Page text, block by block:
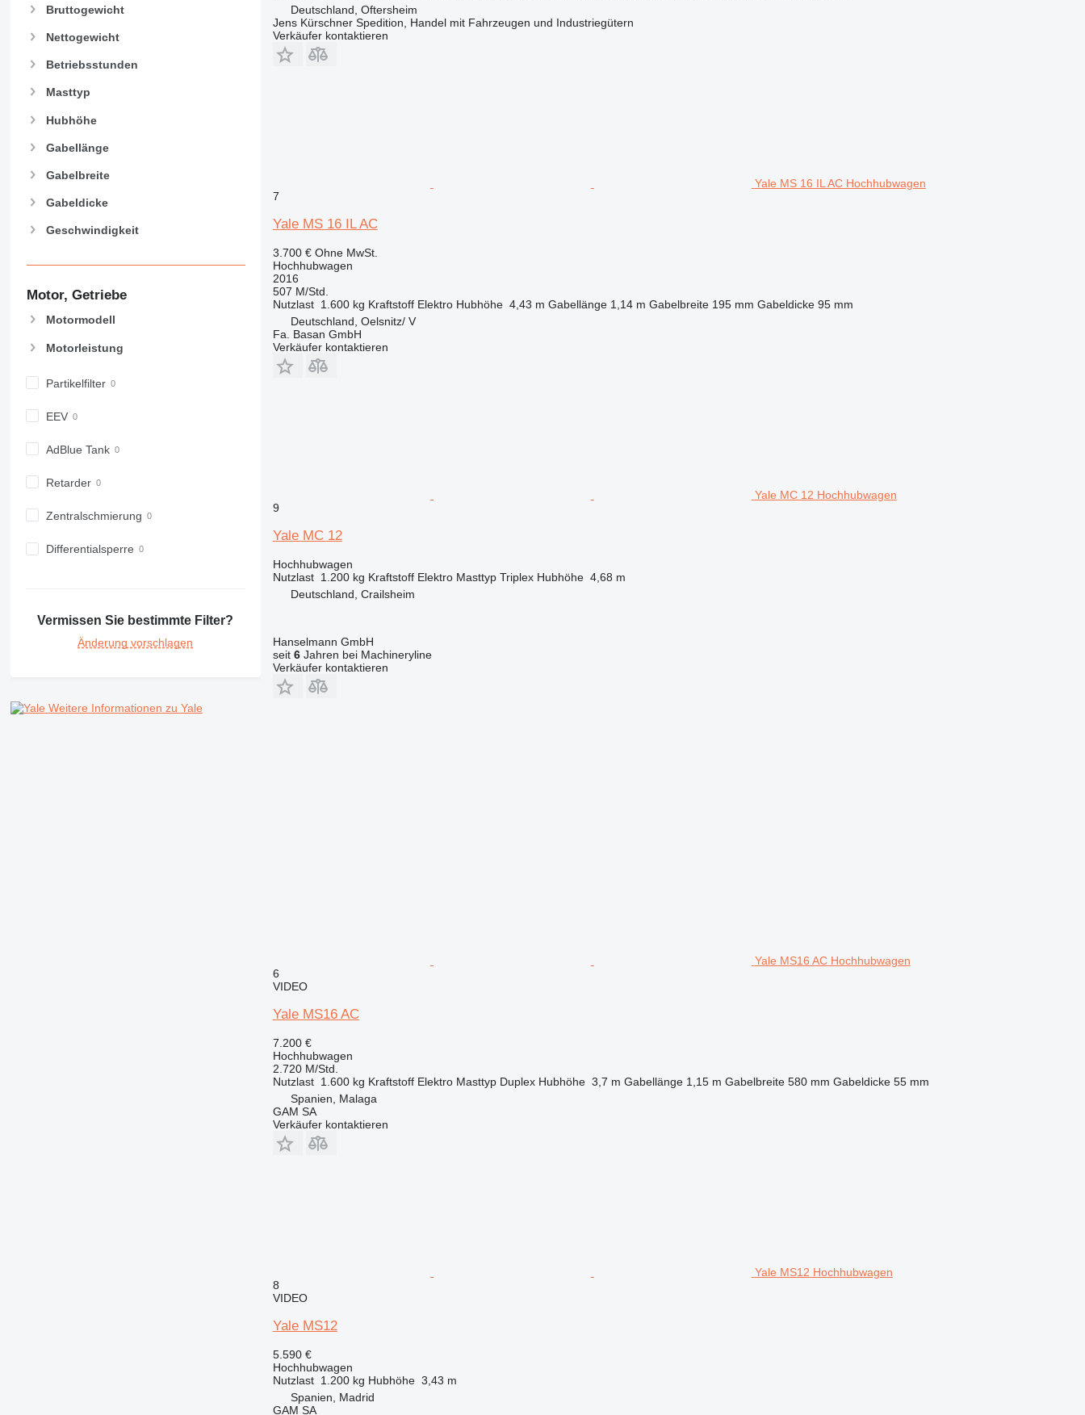
Bruttogewicht
Nettogewicht
Betriebsstunden
Masttyp
Hubhöhe
Gabellänge
Gabelbreite
Gabeldicke
Geschwindigkeit
Motor, Getriebe
Motormodell
Motorleistung
Partikelfilter
EEV
AdBlue Tank
Retarder
Zentralschmierung
Differentialsperre
Vermissen Sie bestimmte Filter?
Änderung vorschlagen
Weitere Informationen zu Yale
Deutschland, Oftersheim
Jens Kürschner Spedition, Handel mit Fahrzeugen und Industriegütern
Verkäufer kontaktieren
Yale MS 16 IL AC Hochhubwagen
7
Yale MS 16 IL AC
3.700 € Ohne MwSt.
Hochhubwagen
2016
507 M/Std.
Nutzlast 1.600 kg Kraftstoff Elektro Hubhöhe 4,43 m Gabellänge 1,14 m Gabelbreite 195 mm Gabeldicke 95 mm
Deutschland, Oelsnitz/ V
Fa. Basan GmbH
Verkäufer kontaktieren
Yale MC 12 Hochhubwagen
9
Yale MC 12
Hochhubwagen
Nutzlast 1.200 kg Kraftstoff Elektro Masttyp Triplex Hubhöhe 4,68 m
Deutschland, Crailsheim
Hanselmann GmbH
seit 6Jahren bei Machineryline
Verkäufer kontaktieren
Yale MS16 AC Hochhubwagen
6
VIDEO
Yale MS16 AC
7.200 €
Hochhubwagen
2.720 M/Std.
Nutzlast 1.600 kg Kraftstoff Elektro Masttyp Duplex Hubhöhe 3,7 m Gabellänge 1,15 m Gabelbreite 580 mm Gabeldicke 55 mm
Spanien, Malaga
GAM SA
Verkäufer kontaktieren
Yale MS12 Hochhubwagen
8
VIDEO
Yale MS12
5.590 €
Hochhubwagen
Nutzlast 1.200 kg Hubhöhe 3,43 m
Spanien, Madrid
GAM SA